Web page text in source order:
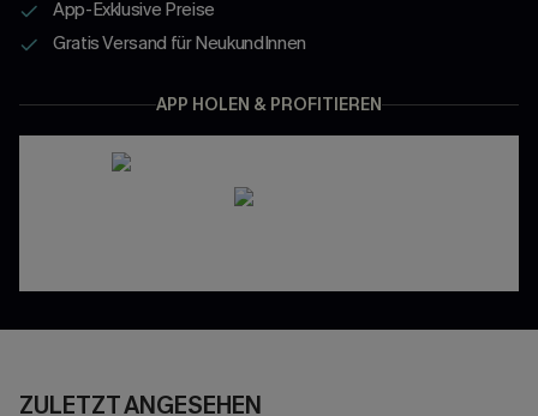
App-Exklusive Preise
Gratis Versand für NeukundInnen
APP HOLEN & PROFITIEREN
ZULETZT ANGESEHEN